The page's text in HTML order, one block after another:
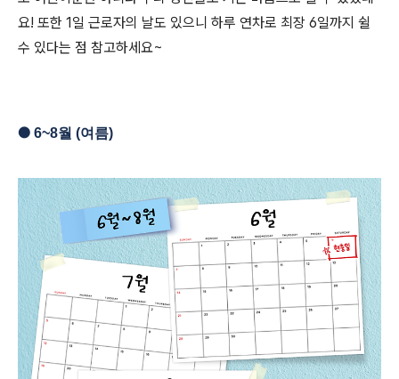
요! 또한 1일 근로자의 날도 있으니 하루 연차로 최장 6일까지 쉴
수 있다는 점 참고하세요~
● 6~8월 (여름)